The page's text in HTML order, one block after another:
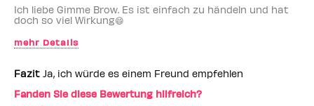
Ich liebe Gimme Brow. Es ist einfach zu händeln und hat
doch so viel Wirkung😄
mehr Details
Fazit Ja, ich würde es einem Freund empfehlen
Fanden Sie diese Bewertung hilfreich?